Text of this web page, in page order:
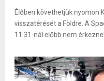
Élőben követhetjük nyomon
visszatérését a Földre. A
11:31-nál előbb nem